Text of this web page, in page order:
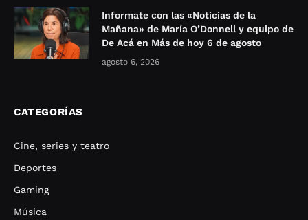
Informate con las «Noticias de la
Mañana» de María O’Donnell y equipo de
De Acá en Más de hoy 6 de agosto
agosto 6, 2026
CATEGORÍAS
Cine, series y teatro
Deportes
Gaming
Música